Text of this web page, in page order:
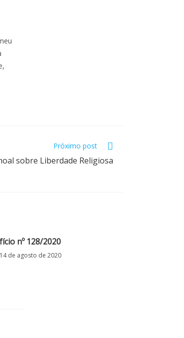
Próximo post
sobre Liberdade Religiosa
nº 128/2020
14 de agosto de 2020